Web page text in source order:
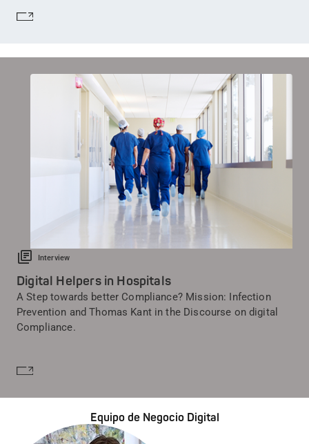
Saber más
Interview
Digital Helpers in Hospitals
A Step towards better Compliance? Mission: Infection
Prevention and Thomas Kant in the Discourse on digital
Compliance.
Saber más
Equipo de Negocio Digital